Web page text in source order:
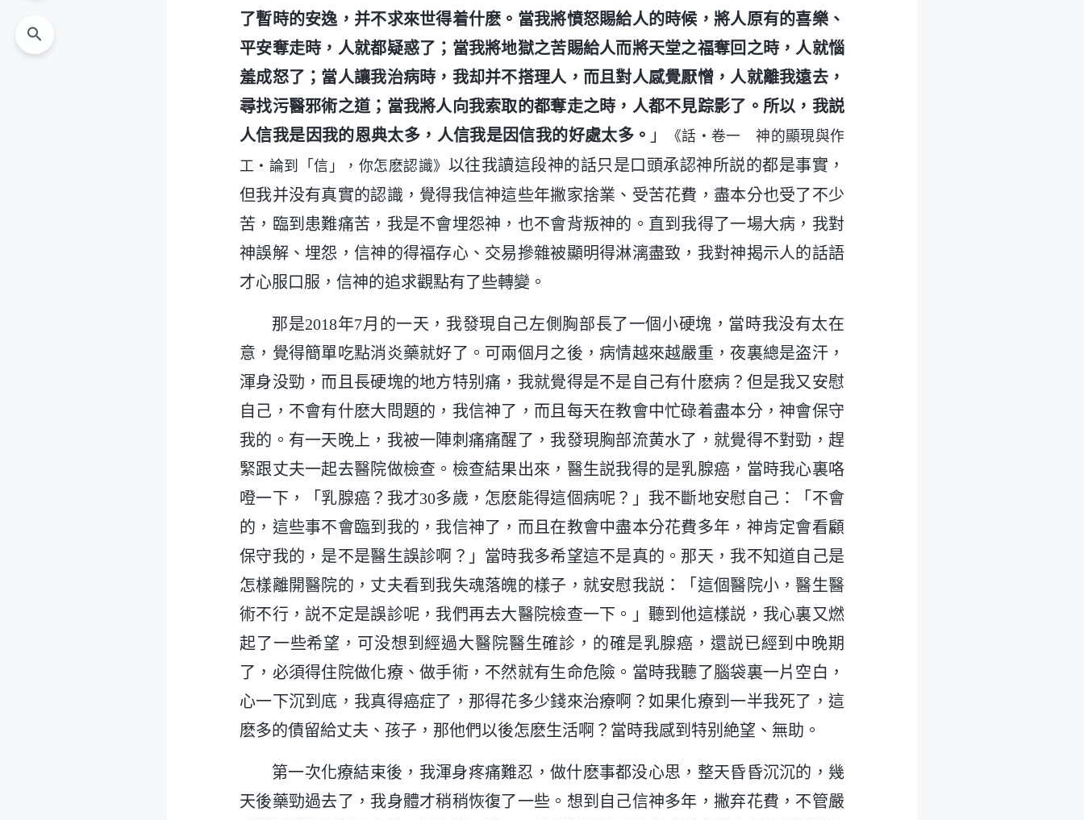
了暫時的安逸，并不求來世得着什麽。當我將憤怒賜給人的時候，將人原有的喜樂、
平安奪走時，人就都疑惑了；當我將地獄之苦賜給人而將天堂之福奪回之時，人就惱
羞成怒了；當人讓我治病時，我却并不搭理人，而且對人感覺厭憎，人就離我遠去，
尋找污醫邪術之道；當我將人向我索取的都奪走之時，人都不見踪影了。所以，我説
人信我是因我的恩典太多，人信我是因信我的好處太多。 」
《話・卷一 神的顯現與作
工・論到「信」，你怎麽認識》 以往我讀這段神的話只是口頭承認神所説的都是事實，
但我并没有真實的認識，覺得我信神這些年撇家捨業、受苦花費，盡本分也受了不少
苦，臨到患難痛苦，我是不會埋怨神，也不會背叛神的。直到我得了一場大病，我對
神誤解、埋怨，信神的得福存心、交易摻雜被顯明得淋漓盡致，我對神揭示人的話語
才心服口服，信神的追求觀點有了些轉變。
那是2018年7月的一天，我發現自己左側胸部長了一個小硬塊，當時我没有太在
意，覺得簡單吃點消炎藥就好了。可兩個月之後，病情越來越嚴重，夜裏總是盗汗，
渾身没勁，而且長硬塊的地方特别痛，我就覺得是不是自己有什麽病？但是我又安慰
自己，不會有什麽大問題的，我信神了，而且每天在教會中忙碌着盡本分，神會保守
我的。有一天晚上，我被一陣刺痛痛醒了，我發現胸部流黄水了，就覺得不對勁，趕
緊跟丈夫一起去醫院做檢查。檢查結果出來，醫生説我得的是乳腺癌，當時我心裏咯
噔一下，「乳腺癌？我才30多歲，怎麽能得這個病呢？」我不斷地安慰自己：「不會
的，這些事不會臨到我的，我信神了，而且在教會中盡本分花費多年，神肯定會看顧
保守我的，是不是醫生誤診啊？」當時我多希望這不是真的。那天，我不知道自己是
怎樣離開醫院的，丈夫看到我失魂落魄的樣子，就安慰我説：「這個醫院小，醫生醫
術不行，説不定是誤診呢，我們再去大醫院檢查一下。」聽到他這樣説，我心裏又燃
起了一些希望，可没想到經過大醫院醫生確診，的確是乳腺癌，還説已經到中晚期
了，必須得住院做化療、做手術，不然就有生命危險。當時我聽了腦袋裏一片空白，
心一下沉到底，我真得癌症了，那得花多少錢來治療啊？如果化療到一半我死了，這
麽多的債留給丈夫、孩子，那他們以後怎麽生活啊？當時我感到特别絶望、無助。
第一次化療結束後，我渾身疼痛難忍，做什麽事都没心思，整天昏昏沉沉的，幾
天後藥勁過去了，我身體才稍稍恢復了一些。想到自己信神多年，撇弃花費，不管嚴